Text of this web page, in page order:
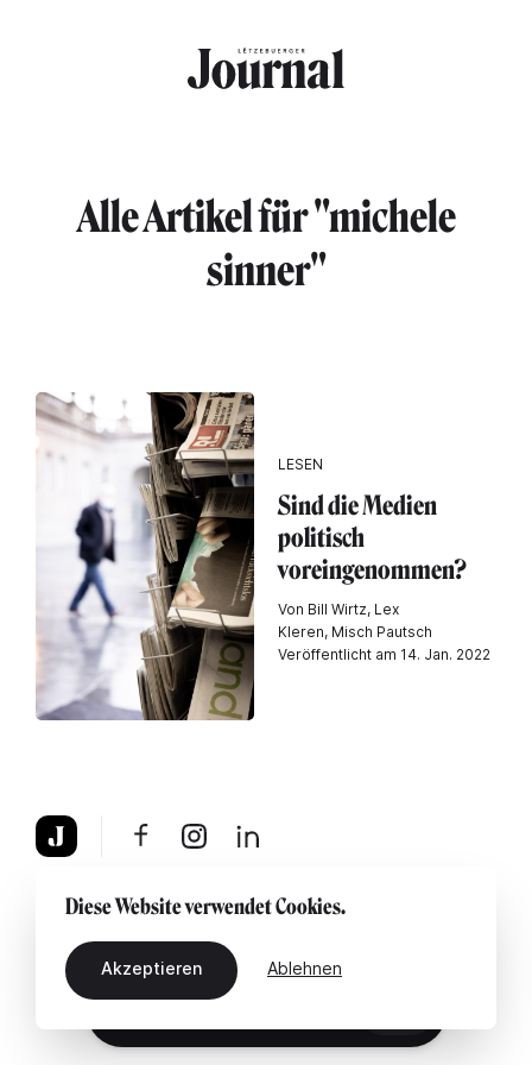
Alle Artikel für "michele
sinner"
LESEN
Sind die Medien
politisch
voreingenommen?
Von Bill Wirtz, Lex
Kleren, Misch Pautsch
Veröffentlicht am 14. Jan. 2022
Über uns Rechtshinweis Kontaktiere uns
Diese Website verwendet Cookies.
Akzeptieren Ablehnen